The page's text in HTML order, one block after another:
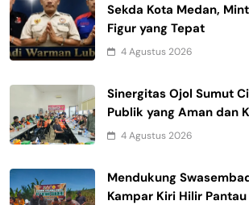
Sekda Kota Medan,
Figur yang Tepat
4 Agustus 2026
Sinergitas Ojol Sumut
Publik yang Aman dan
4 Agustus 2026
Mendukung
Kampar Kiri Hilir